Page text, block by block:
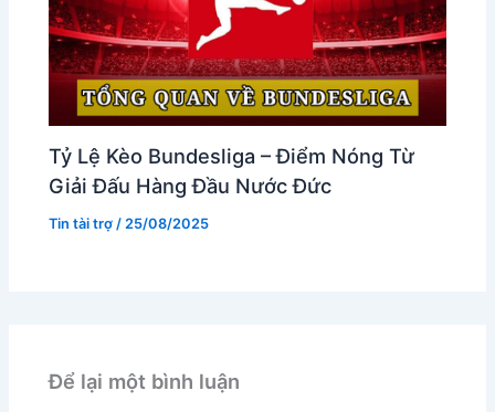
Tỷ Lệ Kèo Bundesliga – Điểm Nóng Từ
Giải Đấu Hàng Đầu Nước Đức
Tin tài trợ /25/08/2025
Để lại một bình luận